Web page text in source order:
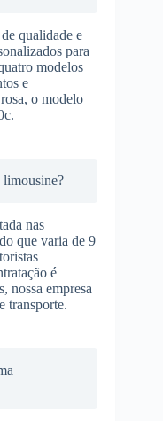
qualidade e
para
modelos
e
o modelo
limousine?
nas
que varia de 9
é
nossa empresa
transporte.